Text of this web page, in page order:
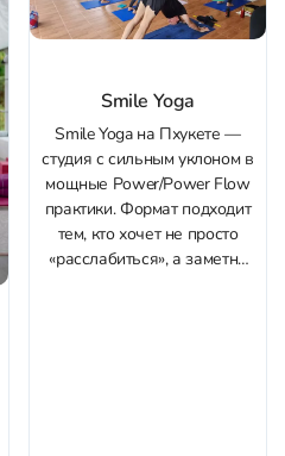
Smile Yoga
Smile Yoga на Пхукете —
студия с сильным уклоном в
мощные Power/Power Flow
практики. Формат подходит
тем, кто хочет не просто
«расслабиться», а заметно